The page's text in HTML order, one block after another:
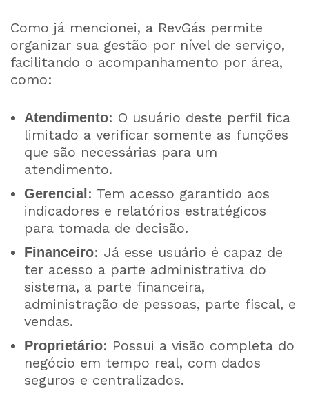
Como já mencionei, a RevGás permite
organizar sua gestão por nível de serviço,
facilitando o acompanhamento por área,
como:
Atendimento: O usuário deste perfil fica
limitado a verificar somente as funções
que são necessárias para um
atendimento.
Gerencial : Tem acesso garantido aos
indicadores e relatórios estratégicos
para tomada de decisão.
Financeiro: Já esse usuário é capaz de
ter acesso a parte administrativa do
sistema, a parte financeira,
administração de pessoas, parte fiscal, e
vendas.
Proprietário: Possui a visão completa do
negócio em tempo real, com dados
seguros e centralizados.